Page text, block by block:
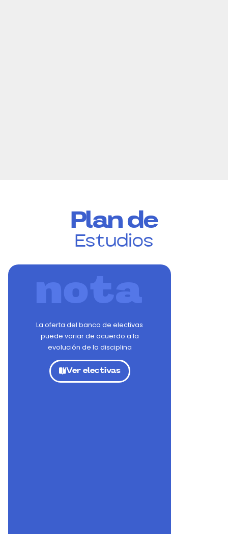
Plan de
Estudios
nota
La oferta del banco de electivas
puede variar de acuerdo a la
evolución de la disciplina
Ver electivas